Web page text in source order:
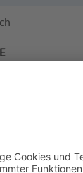
grünen
mit